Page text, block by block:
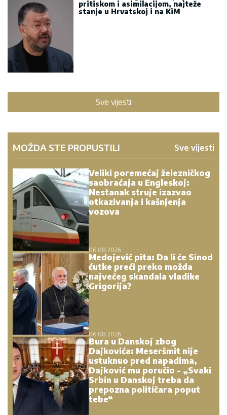
pritiskom i asimilacijom, najteže
stanje u Hrvatskoj i na KiM
Sve vijesti
MOŽDA STE PROPUSTILI Sve vijesti
Veliki poremećaj železničkog
saobraćaja u Engleskoj:
Nestanak struje izazvao
otkazivanja i kašnjenja
vozova
06.08.2026.
Medojević pita: Da li će Sinod
ćutke preći preko možda
najvećeg skandala vladike
Grigorija?
06.08.2026.
Bura u Danskoj zbog
Dajkovića: Meseršmit nije
ustuknuo pred napadima,
Dajković mu poručio - „Svaki
Srbin u Danskoj treba da
prepozna političara poput
tebe“